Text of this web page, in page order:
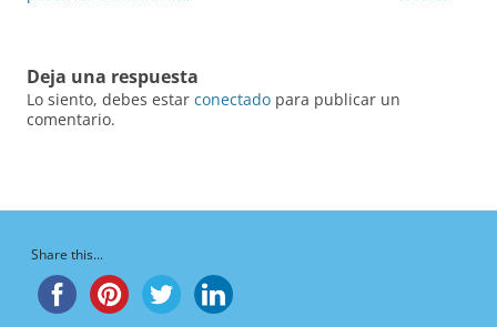
Deja una respuesta
Lo siento, debes estar conectado para publicar un
comentario.
Share this...